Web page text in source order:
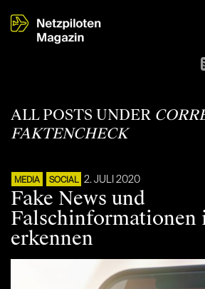
ALL POSTS UNDER
FAKTENCHECK
MEDIA SOCIAL 2. JULI 2020
Fake News und
Falschinformationen
erkennen